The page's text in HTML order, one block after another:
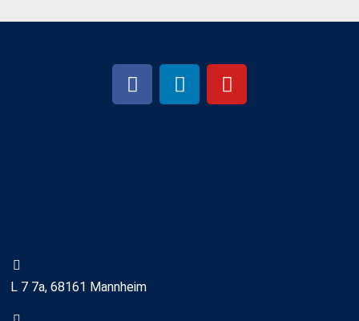
L 7 7a, 68161 Mannheim